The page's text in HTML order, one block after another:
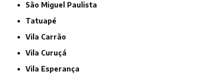
São Miguel Paulista
Tatuapé
Vila Carrão
Vila Curuçá
Vila Esperança